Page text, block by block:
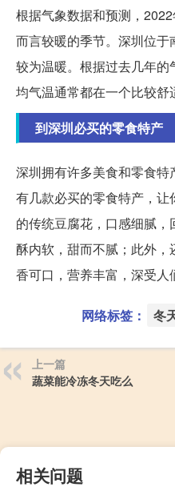
根据气象数据和预测，
而言较暖的季节。深圳位
较为温暖。根据过去几年
均气温通常都在一个比较舒
到深圳必买的零食特产
深圳拥有许多美食和零食
有几款必买的零食特产，
的传统豆腐花，口感细腻
酥内软，甜而不腻；此外
香可口，营养丰富，深受人
网络标签： 冬
上一篇
蔬菜能冷冻冬天吃么
相关问题